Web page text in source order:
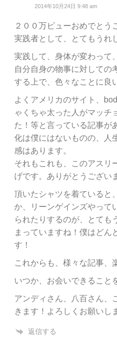
2014年10月24日 9:48 am
２００万ビューおめでとう
実践者として、とてもうれ
実践して、身体が変わって
自分自身の物事に対しての
する上で、色々なことに良
よくアメリカのサイト、
ゃくちゃ太った人がマッチ
た！等と言っている記事が
化は僕にはないものの、人
感はあります。
それもこれも、このアスリ
げです。ありがとうござい
頂いたシャツを着ていると
か、リーンゲインズやって
られたりするのが、とても
まっていますね！僕はどん
す！
これからも、様々な記事、
いつか、お会いできること
アンディさん、八百さん、
きます！よろしくお願いし
返信する